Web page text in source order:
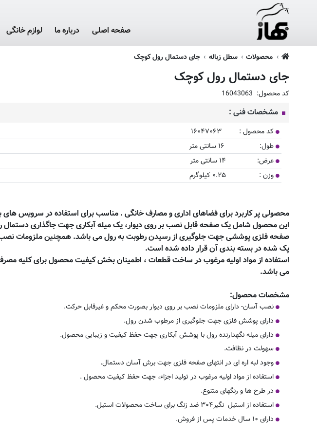
صفحه اصلی درباره ما لوازم خانگی
محصولات سطل زباله جای دستمال رول کوچک
جای دستمال رول کوچک
کد محصول: 16043063
مشخصات فنی :
کد محصول : ۱۶۰۴۷۰۶۳
طول: ۱۶ سانتی متر
عرض: ۱۴ سانتی متر
وزن : ۰.۲۵ کیلوگرم
محصولی پر کاربرد برای فضاهای اداری و مصارف خانگی . مناسب برای استفاده در سرویس های
این محصول شامل یک صفحه قابل نصب بر روی دیوار، یک میله آبکاری جهت جاگذاری دستمال
صفحه فلزی پوششی جهت جلوگیری از رسیدن رطوبت به رول می باشد. همچنین ملزومات
پک شده در بسته بندی آن قرار داده شده است.
استفاده از مواد اولیه مرغوب در ساخت قطعات ، اطمینان بخش کیفیت محصول برای کلیه
می باشد.
مشخصات محصول:
نصب آسان- دارای ملزومات نصب بر روی دیوار بصورت محکم و غیرقابل حرکت.
دارای پوشش فلزی جهت جلوگیری از مرطوب شدن رول.
دارای میله نگهدارنده رول با پوشش آبکاری جهت حفظ کیفیت و زیبایی محصول.
سهولت در نظافت.
وجود لبه اره ای در انتهای صفحه فلزی جهت برش آسان دستمال.
استفاده از مواد اولیه مرغوب در تولید اجزاء، جهت حفظ کیفیت محصول .
در طرح ها و رنگهای متنوع.
استفاده از استیل نگیر۳۰۴ ضد زنگ برای ساخت محصولات استیل.
دارای ۱۰ سال خدمات پس از فروش.